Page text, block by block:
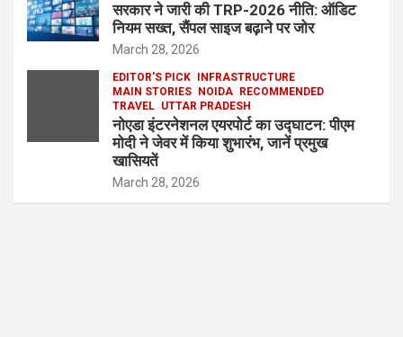
सरकार ने जारी की TRP-2026 नीति: ऑडिट
नियम सख्त, सैंपल साइज बढ़ाने पर जोर
March 28, 2026
EDITOR'S PICK
INFRASTRUCTURE
MAIN STORIES
NOIDA
RECOMMENDED
TRAVEL UTTAR PRADESH
नोएडा इंटरनेशनल एयरपोर्ट का उद्घाटन: पीएम
मोदी ने जेवर में किया शुभारंभ, जानें प्रमुख
खासियतें
March 28, 2026